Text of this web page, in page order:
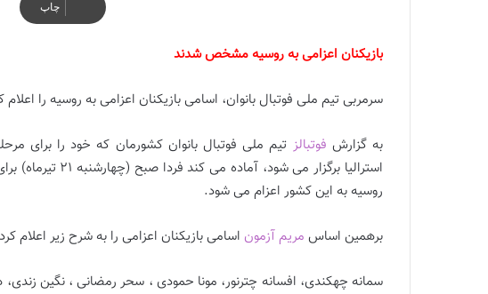
چاپ
بازیکنان اعزامی به روسیه مشخص شدند
سرمربی تیم ملی فوتبال بانوان، اسامی بازیکنان اعزامی به روسیه را اعلام
به گزارش فوتبالز تیم ملی فوتبال بانوان کشورمان که خود را برای
استرالیا برگزار می
روسیه به این کشور اعزام می شود.
برهمین اساس مریم آزمون اسامی بازیکنان اعزامی را به شرح زیر اعلام
سمانه چهکندی، افسانه چترنور، مونا حمودی ، سحر رمضانی ، نگین